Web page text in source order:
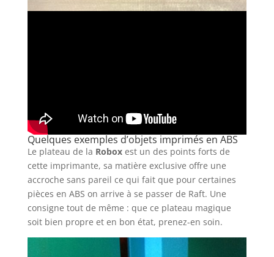
Quelques exemples d’objets imprimés en ABS
Le plateau de la Roboxest un des points forts de
cette imprimante, sa matière exclusive offre une
accroche sans pareil ce qui fait que pour certaines
pièces en ABS on arrive à se passer de Raft. Une
consigne tout de même : que ce plateau magique
soit bien propre et en bon état, prenez-en soin.